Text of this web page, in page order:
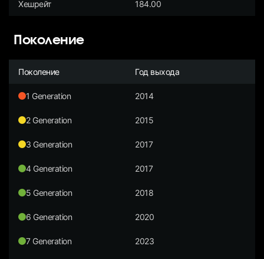
Хешрейт 184.00
Поколение
Поколение Год выхода
1 Generation 2014
2 Generation 2015
3 Generation 2017
4 Generation 2017
5 Generation 2018
6 Generation 2020
7 Generation 2023